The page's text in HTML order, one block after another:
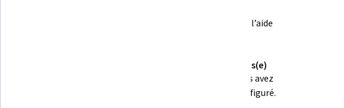
Suivez les vidéos pré-enregistrées d’experts à l’aide
Aucun téléchargement ou installation requis(e)
Accédez aux outils et aux ressources dont vous avez
besoin dans un espace de travail cloud préconfiguré.